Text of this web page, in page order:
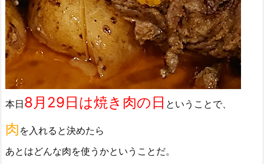
本日8月29日は焼き肉の日 ということで、
肉 を入れると決めたら
あとはどんな肉を使うかということだ。